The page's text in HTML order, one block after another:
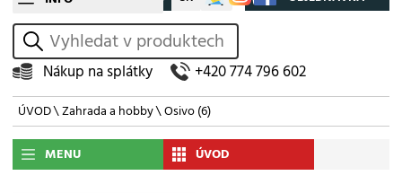
vyhledat
Nákup na splátky +420 774 796 602
ÚVOD\Zahrada a hobby\Osivo(6)
MENU ÚVOD